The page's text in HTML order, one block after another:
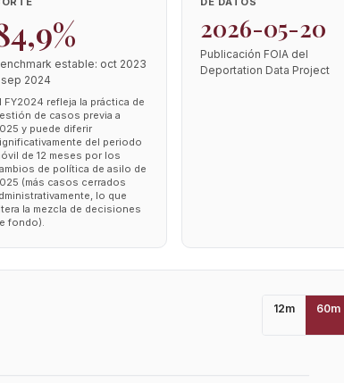
estable: oct 2023
sep 2024
FY2024 refleja la práctica de
de casos previa a
y puede diferir
del periodo
de 12 meses por los
de política de asilo de
(más casos cerrados
lo que
la mezcla de decisiones
fondo).
2026-05-20
Publicación FOIA del
Deportation Data Project
12m 60m